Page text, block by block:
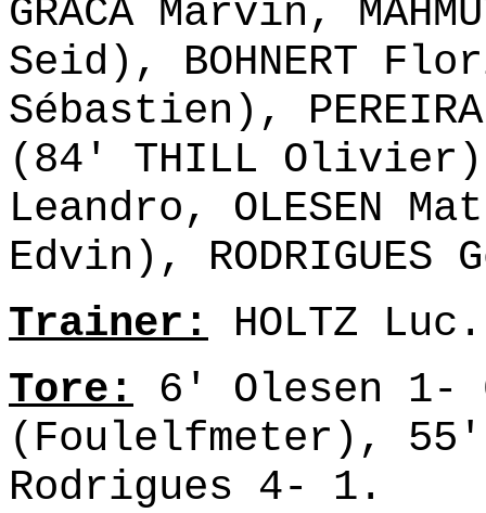
GRACA Marvin,
Seid), BOHNERT
Sébastien),
(84' THILL Olivier),
Leandro, OLESEN
Edvin),
Trainer: HOLTZ Luc.
Tore: 6' Olesen 1-
(Foulelfmeter),
Rodrigues 4- 1.